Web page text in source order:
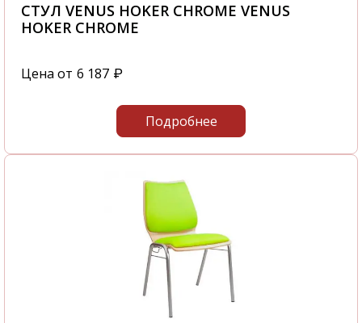
СТУЛ VENUS HOKER CHROME VENUS
HOKER CHROME
Цена от 6 187 ₽
Подробнее